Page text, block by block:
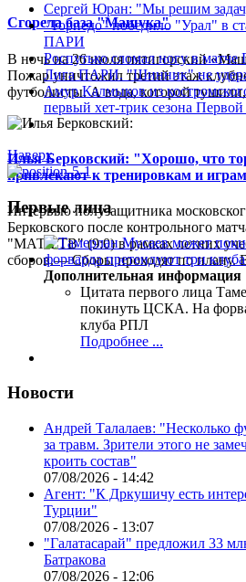
Сгорела база "Машука"
В ночь на 26 июля пятигорский
Пожар уничтожил третий этаж
футболисты. А вода, которой тушили,
Илья Берковский: "Хорошо, что
привлекают к тренировкам и
Интервью полузащитника
Берковского после контрольного
"МАТЧ ТВ" (9:0) в рамках летних
сборов.— Сборы проходят по плану.
Сергей Юран: "Мы решим
"Торпедо" победило "Урал" в
ПАРИ
Роспутько сломал ногу в
Лига ПАРИ. "Шинник" не
Амур Калмыков из
первый хет-трик сезона Первой
Наверх
Первые лица
Дополнительная информация
Цитата первого лица
покинуть ЦСКА. На
клуба РПЛ
Подробнее ...
Новости
Андрей Талалаев: "Несколько
за травм. Зрители этого не
кроить состав"
07/08/2026 - 14:42
Агент: "К Дркушичу есть
Турции"
07/08/2026 - 13:07
"Галатасарай" предложил 33
Батракова
07/08/2026 - 12:06